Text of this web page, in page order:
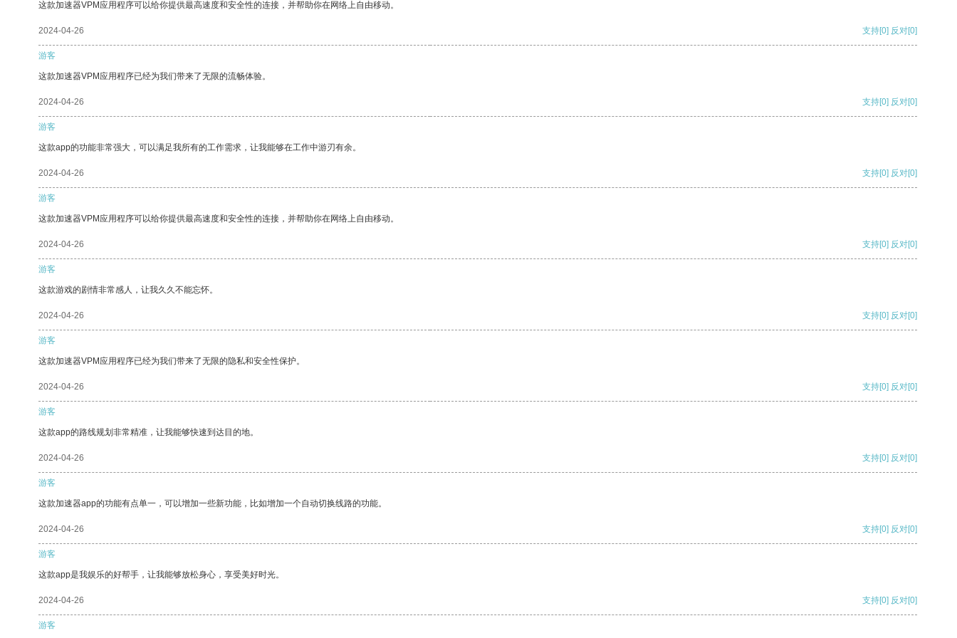
这款加速器VPM应用程序可以给你提供最高速度和安全性的连接，并帮助你在网络上自由移动。
2024-04-26 支持[0] 反对[0]
游客
这款加速器VPM应用程序已经为我们带来了无限的流畅体验。
2024-04-26 支持[0] 反对[0]
游客
这款app的功能非常强大，可以满足我所有的工作需求，让我能够在工作中游刃有余。
2024-04-26 支持[0] 反对[0]
游客
这款加速器VPM应用程序可以给你提供最高速度和安全性的连接，并帮助你在网络上自由移动。
2024-04-26 支持[0] 反对[0]
游客
这款游戏的剧情非常感人，让我久久不能忘怀。
2024-04-26 支持[0] 反对[0]
游客
这款加速器VPM应用程序已经为我们带来了无限的隐私和安全性保护。
2024-04-26 支持[0] 反对[0]
游客
这款app的路线规划非常精准，让我能够快速到达目的地。
2024-04-26 支持[0] 反对[0]
游客
这款加速器app的功能有点单一，可以增加一些新功能，比如增加一个自动切换线路的功能。
2024-04-26 支持[0] 反对[0]
游客
这款app是我娱乐的好帮手，让我能够放松身心，享受美好时光。
2024-04-26 支持[0] 反对[0]
游客